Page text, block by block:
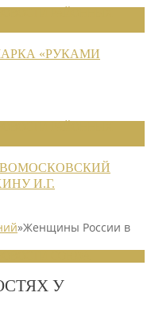
«РУКАМИ
И.Г.
»Женщины России в
У